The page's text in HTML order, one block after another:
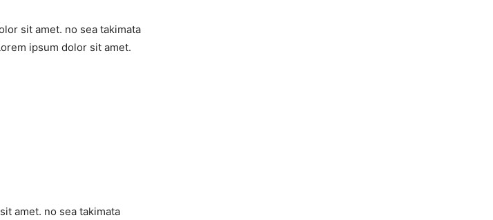
sit amet. no sea takimata
ipsum dolor sit amet.
amet. no sea takimata